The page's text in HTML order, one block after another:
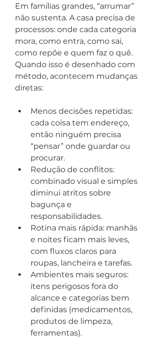
Em famílias grandes, “arrumar”
não sustenta. A casa precisa de
processos: onde cada categoria
mora, como entra, como sai,
como repõe e quem faz o quê.
Quando isso é desenhado com
método, acontecem mudanças
diretas:
Menos decisões repetidas:
cada coisa tem endereço,
então ninguém precisa
“pensar” onde guardar ou
procurar.
Redução de conflitos:
combinado visual e simples
diminui atritos sobre
bagunça e
responsabilidades.
Rotina mais rápida: manhãs
e noites ficam mais leves,
com fluxos claros para
roupas, lancheira e tarefas.
Ambientes mais seguros:
itens perigosos fora do
alcance e categorias bem
definidas (medicamentos,
produtos de limpeza,
ferramentas).